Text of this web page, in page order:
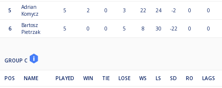
5
Adrian
Komycz
5 2 0 3 22 24 -2 0 0
6
Bartosz
Pietrzak
5 0 0 5 8 30 -22 0 0
GROUP C
POS NAME PLAYED WIN TIE LOSE WS LS SD RO LAGS